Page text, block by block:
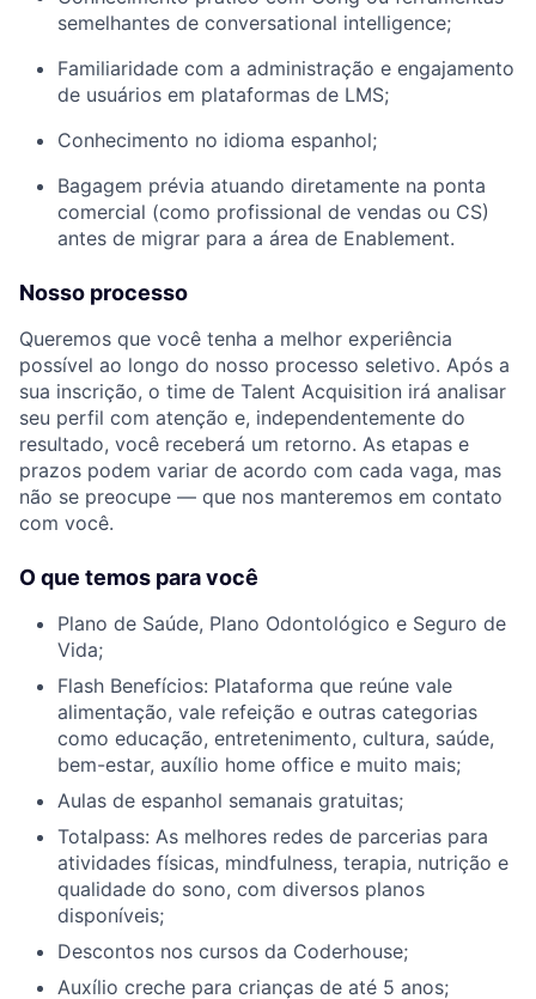
semelhantes de conversational intelligence;
Familiaridade com a administração e engajamento
de usuários em plataformas de LMS;
Conhecimento no idioma espanhol;
Bagagem prévia atuando diretamente na ponta
comercial (como profissional de vendas ou CS)
antes de migrar para a área de Enablement.
Nosso processo
Queremos que você tenha a melhor experiência
possível ao longo do nosso processo seletivo. Após a
sua inscrição, o time de Talent Acquisition irá analisar
seu perfil com atenção e, independentemente do
resultado, você receberá um retorno. As etapas e
prazos podem variar de acordo com cada vaga, mas
não se preocupe — que nos manteremos em contato
com você.
O que temos para você
Plano de Saúde, Plano Odontológico e Seguro de
Vida;
Flash Benefícios: Plataforma que reúne vale
alimentação, vale refeição e outras categorias
como educação, entretenimento, cultura, saúde,
bem-estar, auxílio home office e muito mais;
Aulas de espanhol semanais gratuitas;
Totalpass: As melhores redes de parcerias para
atividades físicas, mindfulness, terapia, nutrição e
qualidade do sono, com diversos planos
disponíveis;
Descontos nos cursos da Coderhouse;
Auxílio creche para crianças de até 5 anos;